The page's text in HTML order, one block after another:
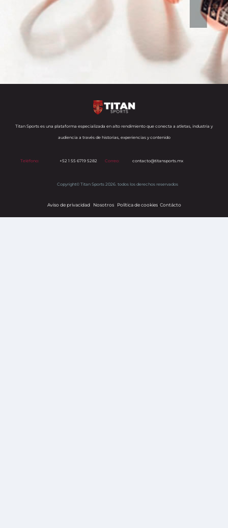
Titan Sports es una plataforma especializada en alto rendimiento que conecta a atletas, industria y
audiencia a través de historias, experiencias y contenido
Teléfono: +52 1 55 6719 5282 Correo: contacto@titansports.mx
Copyright© Titan Sports 2026. todos los derechos reservados
Aviso de privacidad Nosotros Política de cookiess Contácto